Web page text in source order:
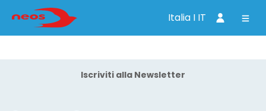
Italia I IT
Iscriviti alla Newsletter